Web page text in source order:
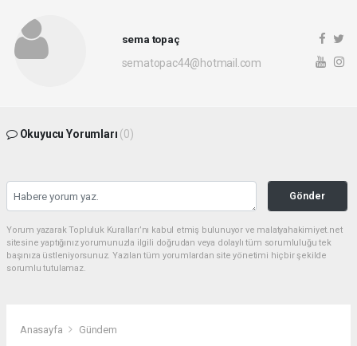
sema topaç
sematopac44@hotmail.com
Okuyucu Yorumları (0)
Gönder
Yorum yazarak Topluluk Kuralları’nı kabul etmiş bulunuyor ve malatyahakimiyet.net
sitesine yaptığınız yorumunuzla ilgili doğrudan veya dolaylı tüm sorumluluğu tek
başınıza üstleniyorsunuz. Yazılan tüm yorumlardan site yönetimi hiçbir şekilde
sorumlu tutulamaz.
Anasayfa Gündem